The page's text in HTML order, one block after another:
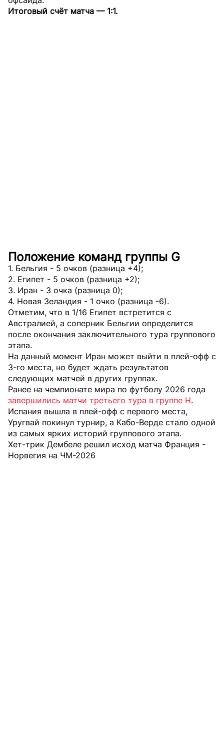
Итоговый счёт матча — 1:1.
Положение команд группы G
1. Бельгия - 5 очков (разница +4);
2. Египет - 5 очков (разница +2);
3. Иран - 3 очка (разница 0);
4. Новая Зеландия - 1 очко (разница -6).
Отметим, что в 1/16 Египет встретится с
Австралией, а соперник Бельгии определится
после окончания заключительного тура группового
этапа.
На данный момент Иран может выйти в плей-офф с
3-го места, но будет ждать результатов
следующих матчей в других группах.
Ранее на чемпионате мира по футболу 2026 года
завершились матчи третьего тура в группе H.
Испания вышла в плей-офф с первого места,
Уругвай покинул турнир, а Кабо-Верде стало одной
из самых ярких историй группового этапа.
Хет-трик Дембеле решил исход матча Франция -
Норвегия на ЧМ-2026